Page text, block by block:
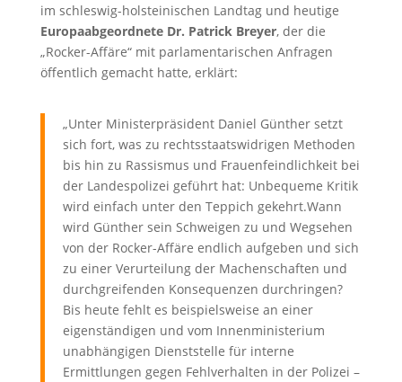
im schleswig-holsteinischen Landtag und heutige
Europaabgeordnete Dr. Patrick Breyer, der die
„Rocker-Affäre“ mit parlamentarischen Anfragen
öffentlich gemacht hatte, erklärt:
„Unter Ministerpräsident Daniel Günther setzt
sich fort, was zu rechtsstaatswidrigen Methoden
bis hin zu Rassismus und Frauenfeindlichkeit bei
der Landespolizei geführt hat: Unbequeme Kritik
wird einfach unter den Teppich gekehrt.Wann
wird Günther sein Schweigen zu und Wegsehen
von der Rocker-Affäre endlich aufgeben und sich
zu einer Verurteilung der Machenschaften und
durchgreifenden Konsequenzen durchringen?
Bis heute fehlt es beispielsweise an einer
eigenständigen und vom Innenministerium
unabhängigen Dienststelle für interne
Ermittlungen gegen Fehlverhalten in der Polizei –